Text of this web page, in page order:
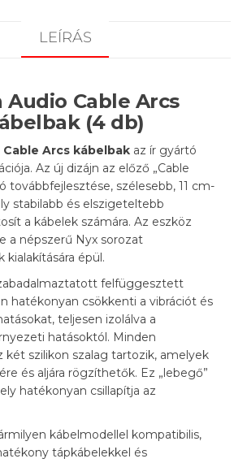
LEÍRÁS
Audio Cable Arcs
(4 db)
Arcs kábelbak az ír gyártó
Az új dizájn az előző „Cable
továbbfejlesztése, szélesebb, 11 cm-
stabilabb és elszigeteltebb
a kábelek számára. Az eszköz
a népszerű Nyx sorozat
kialakítására épül.
felfüggesztett
hatékonyan csökkenti a vibrációt és
teljesen izolálva a
hatásoktól. Minden
két szilikon szalag tartozik, amelyek
és aljára rögzíthetők. Ez „lebegő”
hatékonyan csillapítja az
kábelmodellel kompatibilis,
tápkábelekkel és